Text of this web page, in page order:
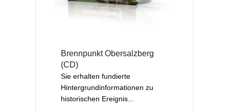
Brennpunkt Obersalzberg
(CD)
Sie erhalten fundierte
Hintergrundinformationen zu
historischen Ereignis...